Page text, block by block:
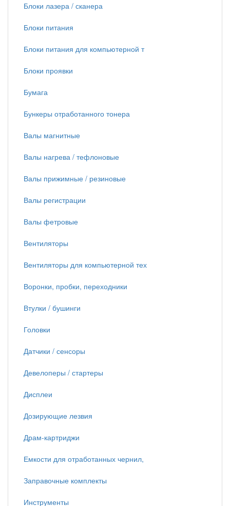
Блоки лазера / сканера
Блоки питания
Блоки питания для компьютерной т
Блоки проявки
Бумага
Бункеры отработанного тонера
Валы магнитные
Валы нагрева / тефлоновые
Валы прижимные / резиновые
Валы регистрации
Валы фетровые
Вентиляторы
Вентиляторы для компьютерной тех
Воронки, пробки, переходники
Втулки / бушинги
Головки
Датчики / сенсоры
Девелоперы / стартеры
Дисплеи
Дозирующие лезвия
Драм-картриджи
Емкости для отработанных чернил,
Заправочные комплекты
Инструменты